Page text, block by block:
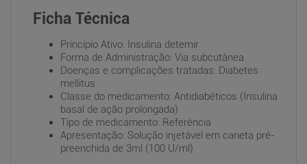
Ficha Técnica
Princípio Ativo: Insulina detemir
Forma de Administração: Via subcutânea
Doenças e complicações tratadas: Diabetes
mellitus
Classe do medicamento: Antidiabéticos (Insulina
basal de ação prolongada)
Tipo de medicamento: Referência
Apresentação: Solução injetável em caneta pré-
preenchida de 3ml (100 U/ml)